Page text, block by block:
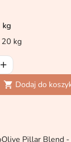
kg
20 kg

 Dodaj do
Pillar Blend